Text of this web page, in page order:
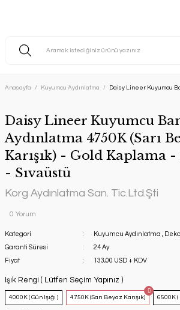
Anasayfa Kuyumcu Aydınlatma Daisy Lineer Kuyumcu
Daisy Lineer Kuyumcu
Aydınlatma 4750K (Sarı
Karışık) - Gold Kaplama -
- Sıvaüstü
Korg Aydınlatma San. Tic.Ltd.Şti
0 Yorum
Kategori Kuyumcu Aydınlatma ,
Garanti Süresi
24 Ay
Fiyat
133,00 USD + KDV
Işık Rengi ( Lütfen Seçim Yapınız )
4000K ( Gün Işığı ) 4750K (Sarı Beyaz Karışık) 6500K (